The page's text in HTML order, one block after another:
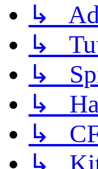
↳
↳
↳
↳
↳
↳